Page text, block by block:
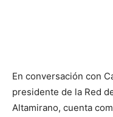
En conversación con
presidente de la Red
Altamirano, cuenta